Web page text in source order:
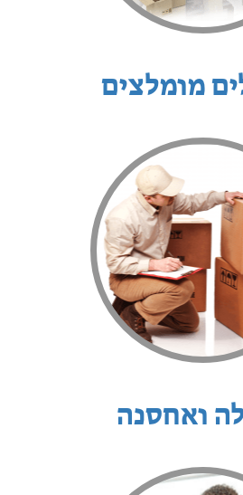
מומלצים
ואחסנה